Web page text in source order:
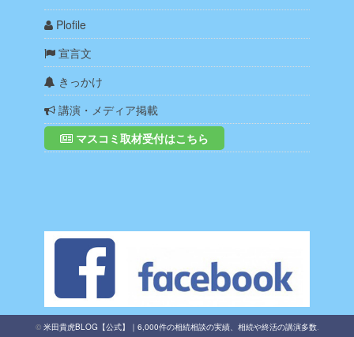
Plofile
宣言文
きっかけ
講演・メディア掲載
マスコミ取材受付はこちら
© 米田貴虎BLOG【公式】｜6,000件の相続相談の実績、相続や終活の講演多数.